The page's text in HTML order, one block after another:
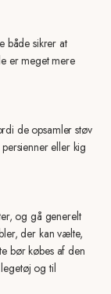
både sikrer at
er meget mere
de opsamler støv
eller kig
og gå generelt
der kan vælte,
bør købes af den
og til